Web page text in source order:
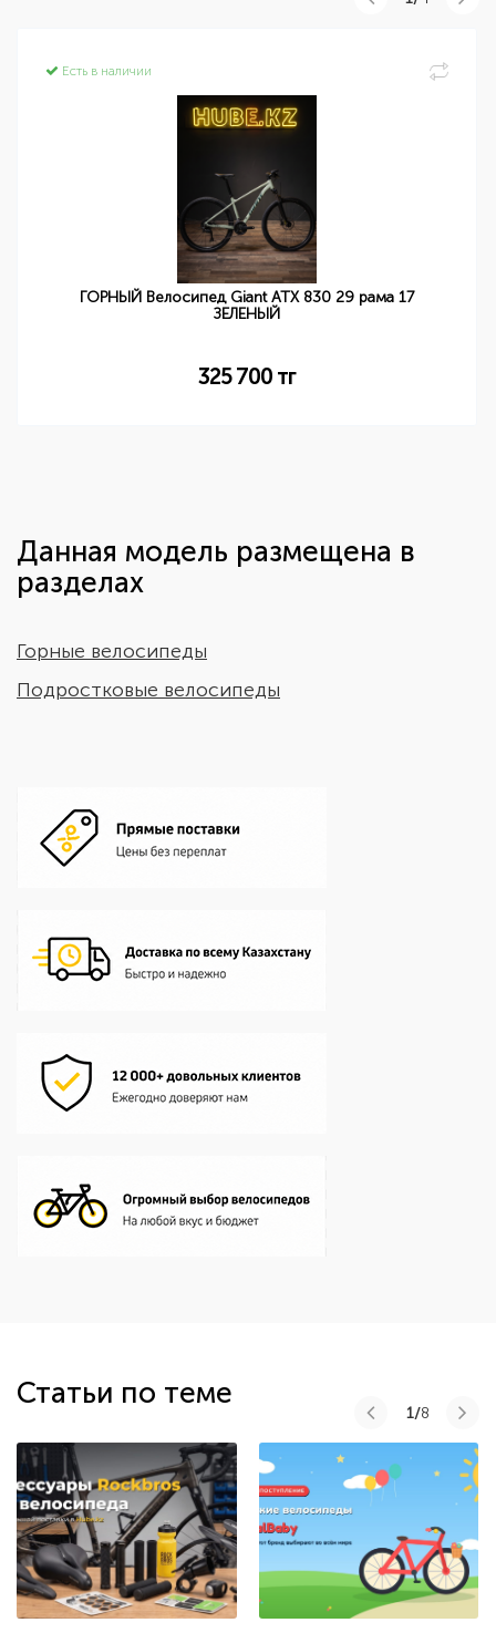
Есть в наличии
ГОРНЫЙ Велосипед Giant ATX 830 29 рама 17
ЗЕЛЕНЫЙ
325 700 тг
Данная модель размещена в
разделах
Горные велосипеды
Подростковые велосипеды
Статьи по теме
1/8